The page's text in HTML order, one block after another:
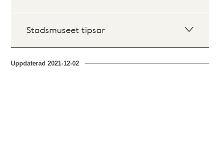
Stadsmuseet tipsar
Uppdaterad2021-12-02